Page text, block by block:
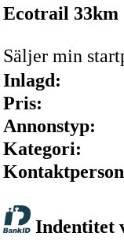
Ecotrail 33km
Säljer min
Inlagd:
Pris:
Annonstyp:
Kategori:
Indentitet